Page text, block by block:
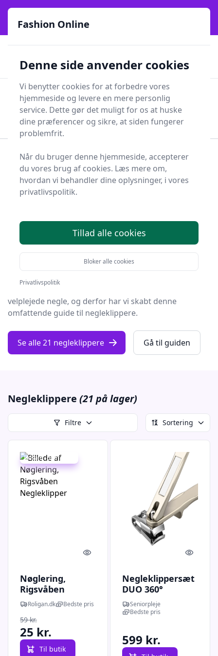
Fashion Online - Din genvej til stil, trends og smarte fund
online siden 2017
Lynhurtig levering ⭐⭐⭐⭐⭐✨981 forskellige produkttyper
Fashion Online
Søg
Forside Sundhed og skønhed
Kosmetik
Neglepleje
Negleklipper
Negleklippere - 21 på
I en verden, hvor personlig pleje og grooming fylder
mere og mere, er det vigtigt at have det rette værktøj
til opgaven.
fashion-online.dk
velplejede negle, og derfor har vi skabt denne
omfattende guide til negleklippere.
Se alle 21 negleklippere Gå til guiden
Negleklippere (21 på lager)
Filtre Sortering
Udsalg - spar 57 %
Quick look
Nøglering,
Rigsvåben
Negleklipper
Roligan.dk Bedste pris
59 kr.
25 kr.
Til butik
Quick
Negleklippersæt
DUO 360°
Drejelig
Negleklipper &
Seniorpleje
Bedste pris
599 kr.
Fashion Online
Denne side anvender cookies
Vi benytter cookies for at forbedre vores
hjemmeside og levere en mere personlig
service. Dette gør det muligt for os at huske
dine præferencer og sikre, at siden fungerer
problemfrit.
Når du bruger denne hjemmeside, accepterer
du vores brug af cookies. Læs mere om,
hvordan vi behandler dine oplysninger, i vores
privatlivspolitik.
Tillad alle cookies
Bloker alle cookies
Privatlivspolitik